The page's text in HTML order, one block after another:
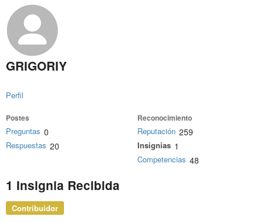
GRIGORIY
Perfil
Postes
Preguntas 0
Respuestas 20
Reconocimiento
Reputación 259
Insignias 1
Competencias 48
1 Insignia Recibida
Contribuidor